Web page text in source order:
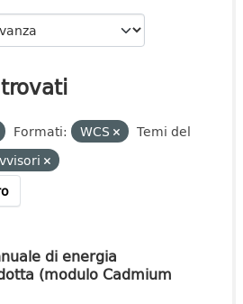
Formati: WCS
Temi del
di energia
(modulo Cadmium